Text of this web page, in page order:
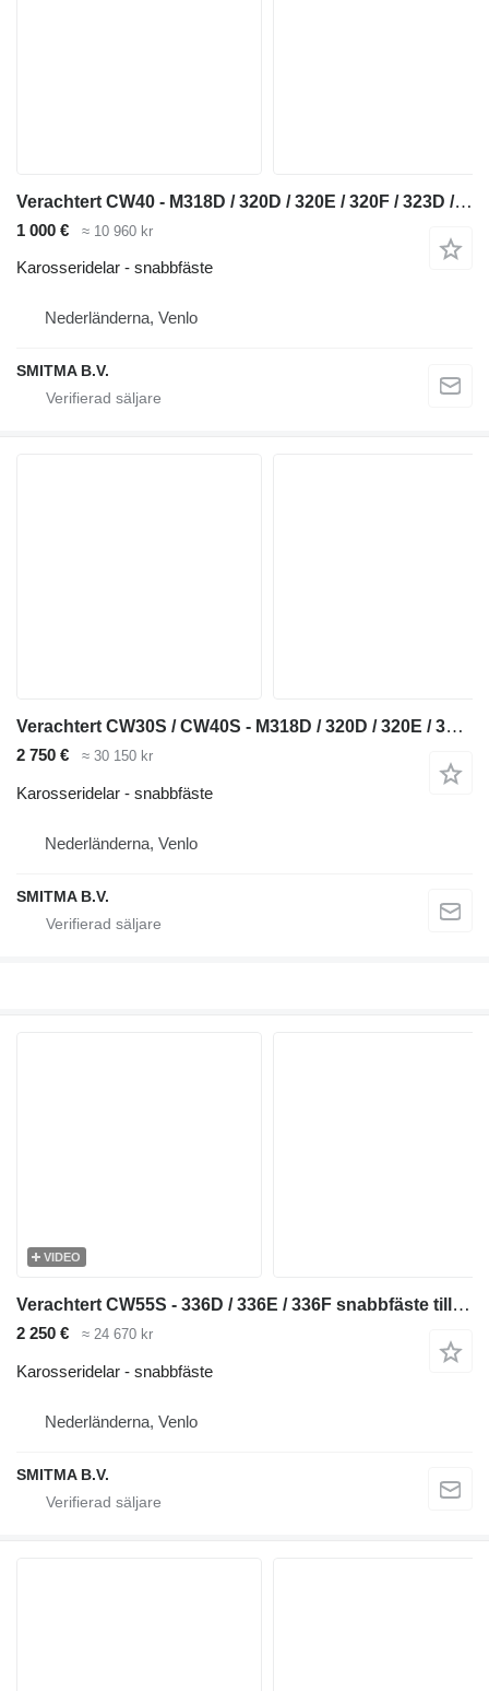
Verachtert CW40 - M318D / 320D / 320E / 320F / 323D / 323E snabbfäste till Caterpillar 320D / 320E / 320F / 323D / 323E grävmaskin
1 000 € ≈ 10 960 kr
Karosseridelar - snabbfäste
Nederländerna, Venlo
SMITMA B.V.
Verachtert CW30S / CW40S - M318D / 320D / 320E / 320F / 323D snabbfäste till Caterpillar M318D,320D, 320E ,320F, 323D grävmaskin
2 750 € ≈ 30 150 kr
Karosseridelar - snabbfäste
Nederländerna, Venlo
SMITMA B.V.
VIDEO
Verachtert CW55S - 336D / 336E / 336F snabbfäste till grävmaskin
2 250 € ≈ 24 670 kr
Karosseridelar - snabbfäste
Nederländerna, Venlo
SMITMA B.V.